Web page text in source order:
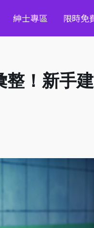
紳士專區 限時免
整！新手